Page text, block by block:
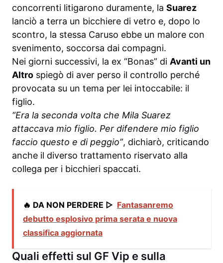
concorrenti litigarono duramente, la Suarez
lanciò a terra un bicchiere di vetro e, dopo lo
scontro, la stessa Caruso ebbe un malore con
svenimento, soccorsa dai compagni.
Nei giorni successivi, la ex “Bonas” di Avanti un
Altro spiegò di aver perso il controllo perché
provocata su un tema per lei intoccabile: il
figlio.
“Era la seconda volta che Mila Suarez
attaccava mio figlio. Per difendere mio figlio
faccio questo e di peggio”, dichiarò, criticando
anche il diverso trattamento riservato alla
collega per i bicchieri spaccati.
🔥 DA NON PERDERE ▷ Fantasanremo
debutto esplosivo prima serata e nuova
classifica aggiornata
Quali effetti sul GF Vip e sulla